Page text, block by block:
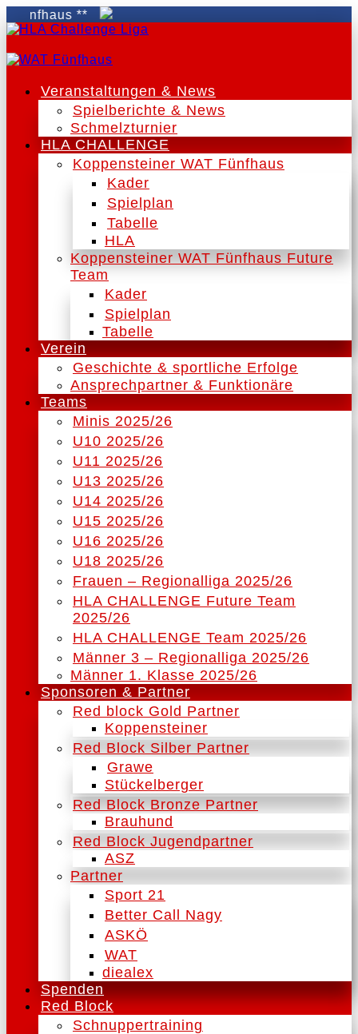
**
Veranstaltungen & News
Spielberichte & News
Schmelzturnier
HLA CHALLENGE
Koppensteiner WAT Fünfhaus
Kader
Spielplan
Tabelle
HLA
Koppensteiner WAT Fünfhaus Future
Team
Kader
Spielplan
Tabelle
Verein
Geschichte & sportliche Erfolge
Ansprechpartner & Funktionäre
Teams
Minis 2025/26
U10 2025/26
U11 2025/26
U13 2025/26
U14 2025/26
U15 2025/26
U16 2025/26
U18 2025/26
Frauen – Regionalliga 2025/26
HLA CHALLENGE Future Team
2025/26
HLA CHALLENGE Team 2025/26
Männer 3 – Regionalliga 2025/26
Männer 1. Klasse 2025/26
Sponsoren & Partner
Red block Gold Partner
Koppensteiner
Red Block Silber Partner
Grawe
Stückelberger
Red Block Bronze Partner
Brauhund
Red Block Jugendpartner
ASZ
Partner
Sport 21
Better Call Nagy
ASKÖ
WAT
diealex
Spenden
Red Block
Schnuppertraining